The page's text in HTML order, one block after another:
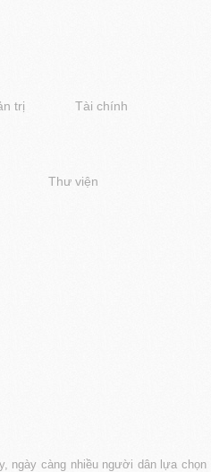
trị Tài chính
Thư viện
ngày càng nhiều người dân lựa chọn